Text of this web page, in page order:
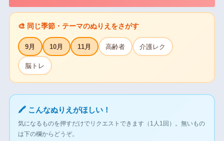
🎨 同じ季節・テーマのぬりえをさがす
9月 10月 11月 高齢者 介護レク
脳トレ
🖍 こんなぬりえがほしい！
気になるものを押すだけでリクエストできます（1人1回）。無いもの
は下の欄からどうぞ。